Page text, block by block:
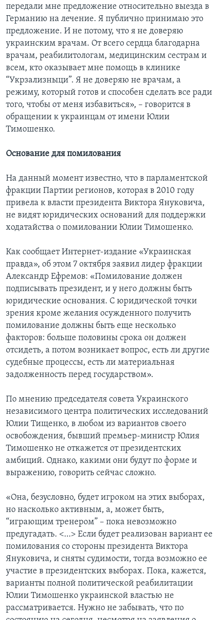
передали мне предложение относительно выезда в
Германию на лечение. Я публично принимаю это
предложение. И не потому, что я не доверяю
украинским врачам. От всего сердца благодарна
врачам, реабилитологам, медицинским сестрам и
всем, кто оказывает мне помощь в клинике
“Укрзализныци”. Я не доверяю не врачам, а
режиму, который готов и способен сделать все ради
того, чтобы от меня избавиться», – говорится в
обращении к украинцам от имени Юлии
Тимошенко.
Основание для помилования
На данный момент известно, что в парламентской
фракции Партии регионов, которая в 2010 году
привела к власти президента Виктора Януковича,
не видят юридических оснований для поддержки
ходатайства о помиловании Юлии Тимошенко.
Как сообщает Интернет-издание «Украинская
правда», об этом 7 октября заявил лидер фракции
Александр Ефремов: «Помилование должен
подписывать президент, и у него должны быть
юридические основания. С юридической точки
зрения кроме желания осужденного получить
помилование должны быть еще несколько
факторов: больше половины срока он должен
отсидеть, а потом возникает вопрос, есть ли другие
судебные процессы, есть ли материальная
задолженность перед государством».
По мнению председателя совета Украинского
независимого центра политических исследований
Юлии Тищенко, в любом из вариантов своего
освобождения, бывший премьер-министр Юлия
Тимошенко не откажется от президентских
амбиций. Однако, какими они будут по форме и
выражению, говорить сейчас сложно.
«Она, безусловно, будет игроком на этих выборах,
но насколько активным, а, может быть,
“играющим тренером” – пока невозможно
предугадать. <…> Если будет реализован вариант ее
помилования со стороны президента Виктора
Януковича, и сняты судимости, тогда возможно ее
участие в президентских выборах. Пока, кажется,
варианты полной политической реабилитации
Юлии Тимошенко украинской властью не
рассматривается. Нужно не забывать, что по